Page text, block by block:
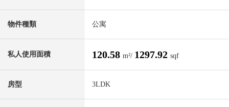
物件種類 公寓
私人使用面積 120.58 m²/ 1297.92 sqf
房型 3LDK